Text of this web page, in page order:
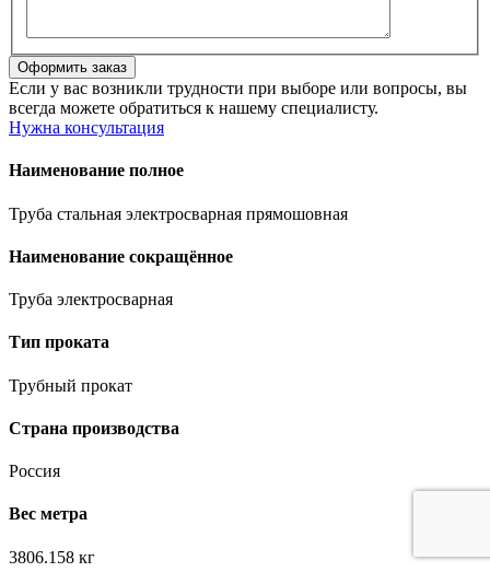
Если у вас возникли трудности при выборе или вопросы, вы
всегда можете обратиться к нашему специалисту.
Нужна консультация
Наименование полное
Труба стальная электросварная прямошовная
Наименование сокращённое
Труба электросварная
Тип проката
Трубный прокат
Страна производства
Россия
Вес метра
3806.158 кг